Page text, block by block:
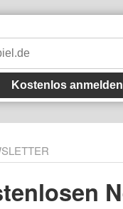
Kostenlos anmelden